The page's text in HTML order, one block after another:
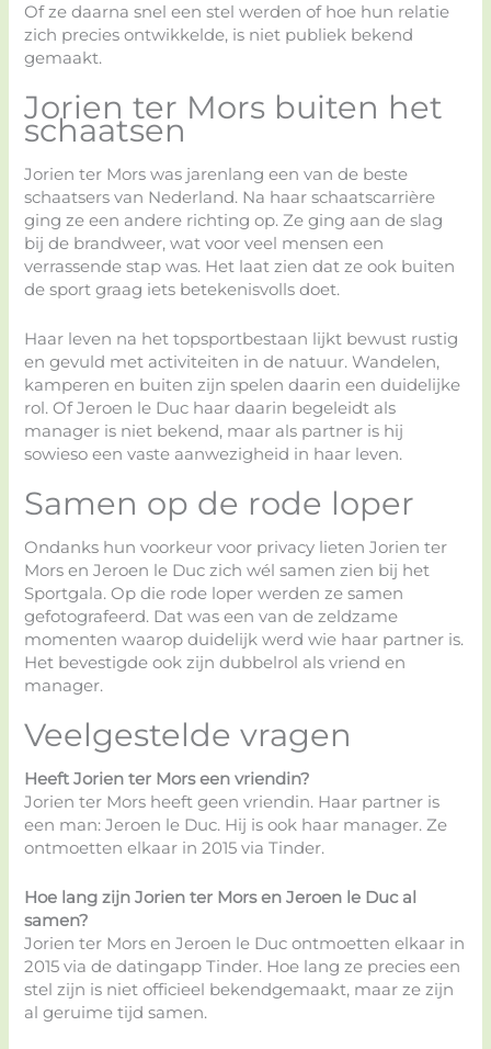
Of ze daarna snel een stel werden of hoe hun relatie
zich precies ontwikkelde, is niet publiek bekend
gemaakt.
Jorien ter Mors buiten het
schaatsen
Jorien ter Mors was jarenlang een van de beste
schaatsers van Nederland. Na haar schaatscarrière
ging ze een andere richting op. Ze ging aan de slag
bij de brandweer, wat voor veel mensen een
verrassende stap was. Het laat zien dat ze ook buiten
de sport graag iets betekenisvolls doet.
Haar leven na het topsportbestaan lijkt bewust rustig
en gevuld met activiteiten in de natuur. Wandelen,
kamperen en buiten zijn spelen daarin een duidelijke
rol. Of Jeroen le Duc haar daarin begeleidt als
manager is niet bekend, maar als partner is hij
sowieso een vaste aanwezigheid in haar leven.
Samen op de rode loper
Ondanks hun voorkeur voor privacy lieten Jorien ter
Mors en Jeroen le Duc zich wél samen zien bij het
Sportgala. Op die rode loper werden ze samen
gefotografeerd. Dat was een van de zeldzame
momenten waarop duidelijk werd wie haar partner is.
Het bevestigde ook zijn dubbelrol als vriend en
manager.
Veelgestelde vragen
Heeft Jorien ter Mors een vriendin?
Jorien ter Mors heeft geen vriendin. Haar partner is
een man: Jeroen le Duc. Hij is ook haar manager. Ze
ontmoetten elkaar in 2015 via Tinder.
Hoe lang zijn Jorien ter Mors en Jeroen le Duc al
samen?
Jorien ter Mors en Jeroen le Duc ontmoetten elkaar in
2015 via de datingapp Tinder. Hoe lang ze precies een
stel zijn is niet officieel bekendgemaakt, maar ze zijn
al geruime tijd samen.